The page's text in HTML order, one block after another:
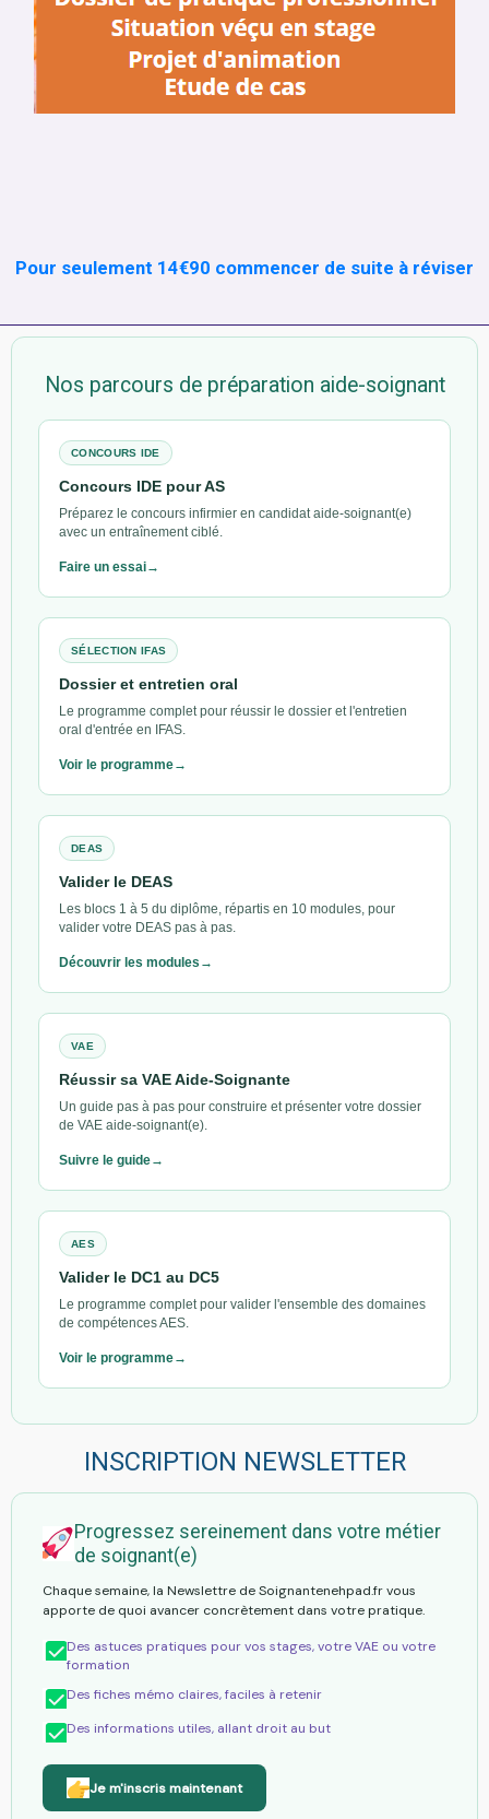
Pour seulement 14€90 commencer de suite à réviser
Nos parcours de préparation aide-soignant
CONCOURS IDE
Concours IDE pour AS
Préparez le concours infirmier en candidat aide-soignant(e)
avec un entraînement ciblé.
Faire un essai
SÉLECTION IFAS
Dossier et entretien oral
Le programme complet pour réussir le dossier et l'entretien
oral d'entrée en IFAS.
Voir le programme
DEAS
Valider le DEAS
Les blocs 1 à 5 du diplôme, répartis en 10 modules, pour
valider votre DEAS pas à pas.
Découvrir les modules
VAE
Réussir sa VAE Aide-Soignante
Un guide pas à pas pour construire et présenter votre dossier
de VAE aide-soignant(e).
Suivre le guide
AES
Valider le DC1 au DC5
Le programme complet pour valider l'ensemble des domaines
de compétences AES.
Voir le programme
INSCRIPTION NEWSLETTER
Progressez sereinement dans votre métier
de soignant(e)
Chaque semaine, la Newslettre de Soignantenehpad.fr vous
apporte de quoi avancer concrètement dans votre pratique.
Des astuces pratiques pour vos stages, votre VAE ou votre
formation
Des fiches mémo claires, faciles à retenir
Des informations utiles, allant droit au but
Je m'inscris maintenant